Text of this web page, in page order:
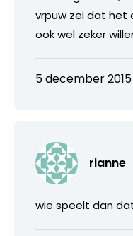
vrpuw zei dat het
ook wel zeker
5 december 2015
rianne
wie speelt dan